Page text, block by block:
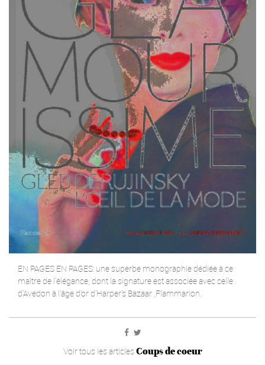
EN PAGES EN PAGES: une superbe monographie dédiée à ce
maître de l’élégance, dont la signature est associée avec celle
d’Avedon à l’âge d’or d’Harper’s Bazaar ,Flammarion.
Voir tous les articles Coups de coeur